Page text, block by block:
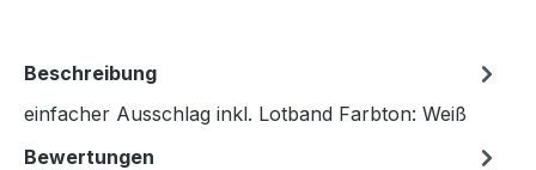
Beschreibung
einfacher Ausschlag inkl. Lotband Farbton: Weiß
Bewertungen